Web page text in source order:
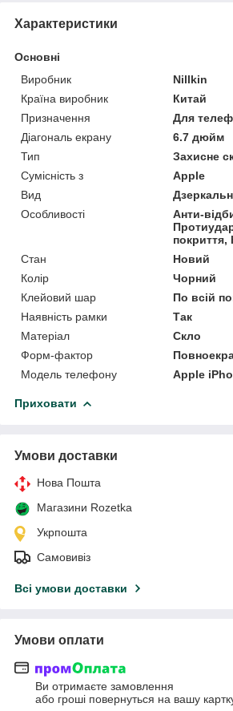
Характеристики
Основні
Виробник
Nillkin
Країна виробник
Китай
Призначення
Для
Діагональ екрану
6.7 дюйм
Тип
Захисне
Сумісність з
Apple
Вид
Особливості
Анти-
покриття,
Стан
Новий
Колір
Чорний
Клейовий шар
По всій
Наявність рамки
Так
Матеріал
Скло
Форм-фактор
Модель телефону
Apple
Приховати
Умови доставки
Нова Пошта
Магазини Rozetka
Укрпошта
Самовивіз
Всі умови доставки
Умови оплати
Ви отримаєте замовлення
або гроші повернуться на вашу